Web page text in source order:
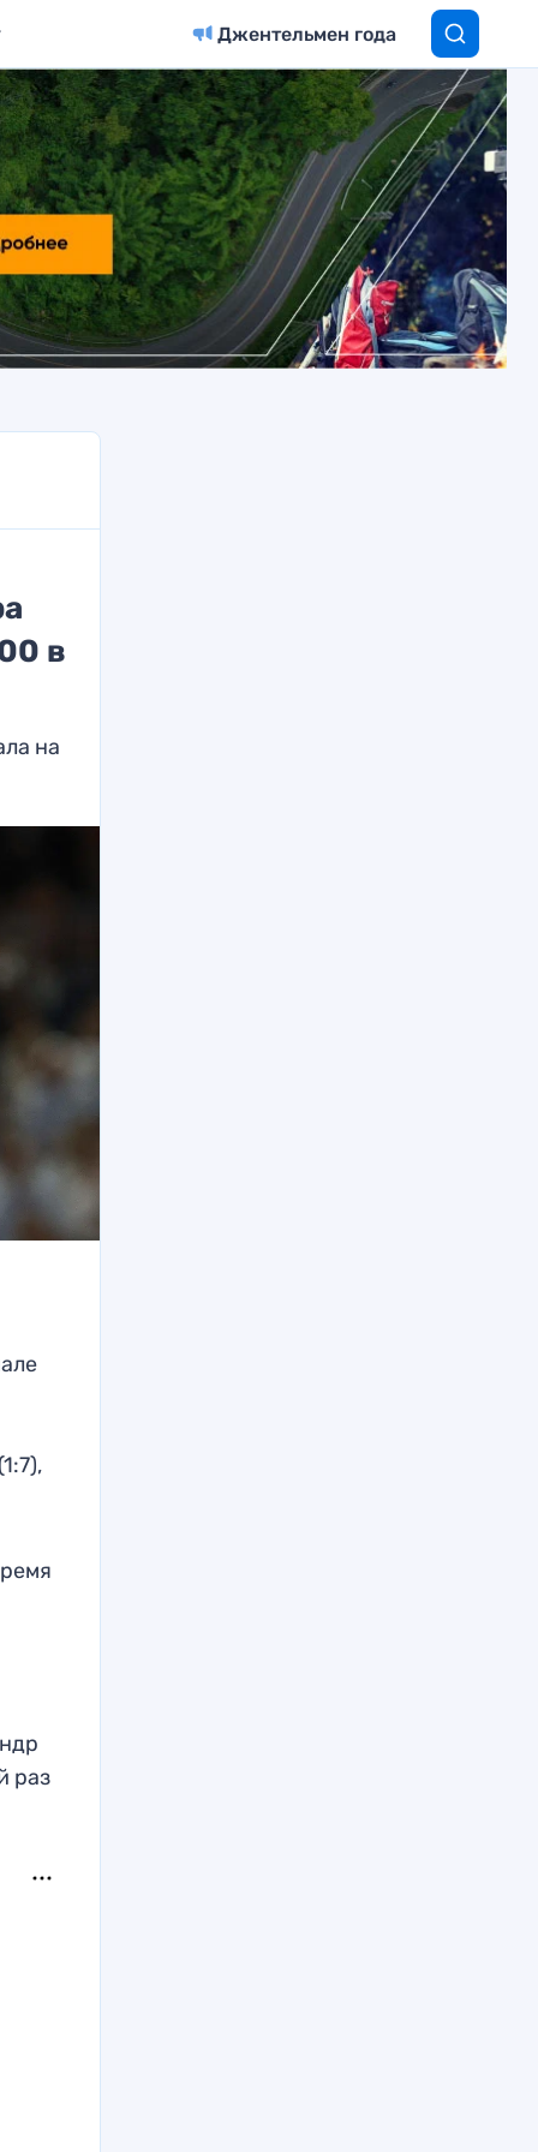
Джентельмен года
в
на
раз